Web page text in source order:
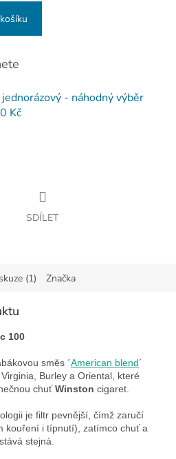
- náhodný výběr
Kč
SDÍLET
(1) Značka
100
směs ´American blend´
Burley a Oriental, které
chuťWinston cigaret.
je filtr pevnější, čímž zaručí
kouření i típnutí), zatímco chuť a
stejná.